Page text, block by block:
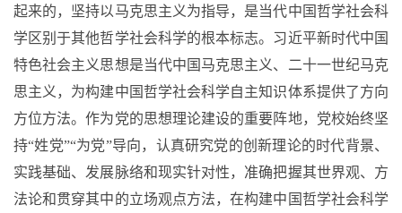
起来的，坚持以马克思主义为指导，是当代中国哲学社会科
学区别于其他哲学社会科学的根本标志。习近平新时代中国
特色社会主义思想是当代中国马克思主义、二十一世纪马克
思主义，为构建中国哲学社会科学自主知识体系提供了方向
方位方法。作为党的思想理论建设的重要阵地，党校始终坚
持“姓党”“为党”导向，认真研究党的创新理论的时代背景、
实践基础、发展脉络和现实针对性，准确把握其世界观、方
法论和贯穿其中的立场观点方法，在构建中国哲学社会科学